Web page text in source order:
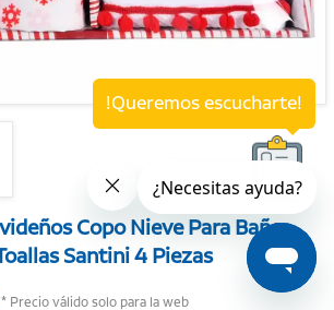
Copo Nieve Para Baño
Santini 4 Piezas
* Precio válido solo para la web
!Queremos escucharte!